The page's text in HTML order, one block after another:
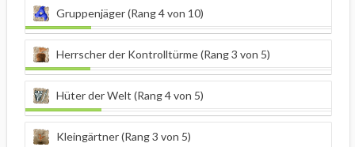
Gruppenjäger (Rang 4 von 10)
Herrscher der Kontrolltürme (Rang 3 von 5)
Hüter der Welt (Rang 4 von 5)
Kleingärtner (Rang 3 von 5)